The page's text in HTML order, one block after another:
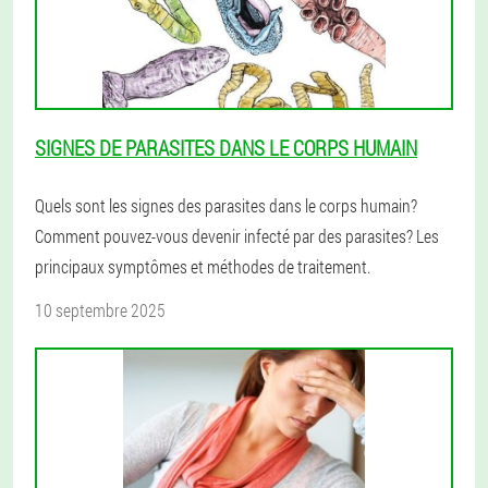
SIGNES DE PARASITES DANS LE CORPS HUMAIN
Quels sont les signes des parasites dans le corps humain?
Comment pouvez-vous devenir infecté par des parasites? Les
principaux symptômes et méthodes de traitement.
10 septembre 2025